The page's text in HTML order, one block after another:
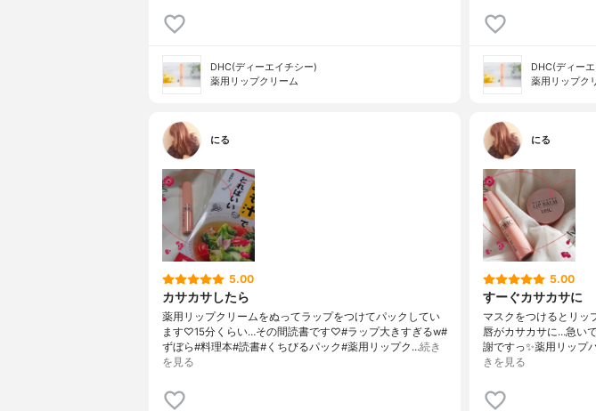
DHC(ディーエイチシー)
薬用リップクリーム
DHC(ディー
薬用リップク
にる
5.00
カサカサしたら
薬用リップクリームをぬってラップをつけてパックしてい
ます♡15分くらい…その間読書です♡#ラップ大きすぎるw#
ずぼら#料理本#読書#くちびるパック#薬用リップク…続き
を見る
にる
5.00
すーぐカサカサに
マスクをつけるとリッ
唇がカサカサに…急い
謝ですっ✨薬用リップ
きを見る